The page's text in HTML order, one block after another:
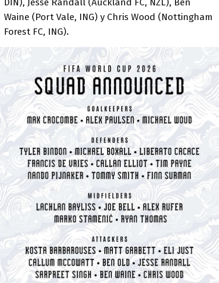
Waine (Port Vale, ING) y Chris Wood (Nottingham
Forest FC, ING).